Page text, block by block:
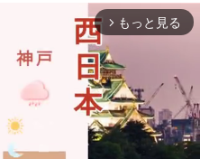
arrow_forward_ios もっと見る